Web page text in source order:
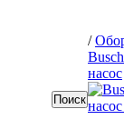
/
насос